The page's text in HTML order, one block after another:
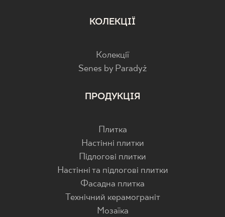
КОЛЕКЦІЇ
Колекції
Senes by Paradyż
ПРОДУКЦІЯ
Плитка
Настінні плитки
Підлогові плитки
Настінні та підлогові плитки
Фасадна плитка
Технічний керамограніт
Мозаїка